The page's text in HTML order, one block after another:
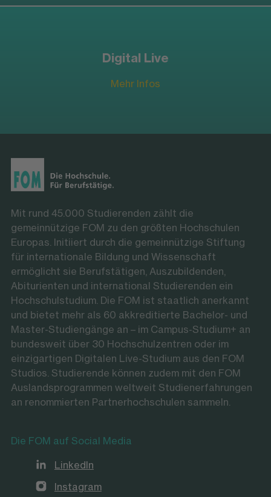
Digital Live
Mehr Infos
Mit rund 45.000 Studierenden zählt die
gemeinnützige FOM zu den größten Hochschulen
Europas. Initiiert durch die gemeinnützige Stiftung
für internationale Bildung und Wissenschaft
ermöglicht sie Berufstätigen, Auszubildenden,
Abiturienten und international Studierenden ein
Hochschulstudium. Die FOM ist staatlich anerkannt
und bietet mehr als 60 akkreditierte Bachelor- und
Master-Studiengänge an – im Campus-Studium+ an
bundesweit über 30 Hochschulzentren oder im
einzigartigen Digitalen Live-Studium aus den FOM
Studios. Studierende können zudem mit den FOM
Auslandsprogrammen weltweit Studienerfahrungen
an renommierten Partnerhochschulen sammeln.
Die FOM auf Social Media
LinkedIn
Instagram